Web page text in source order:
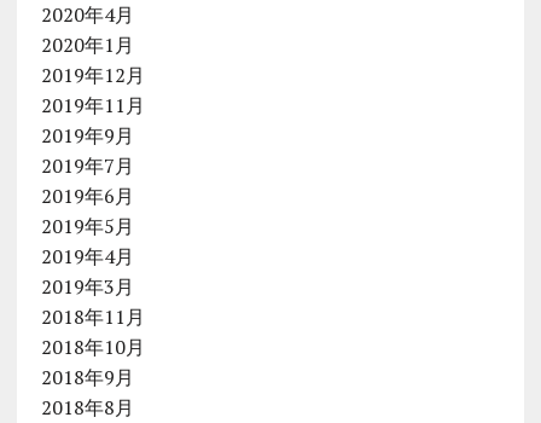
2020年4月
2020年1月
2019年12月
2019年11月
2019年9月
2019年7月
2019年6月
2019年5月
2019年4月
2019年3月
2018年11月
2018年10月
2018年9月
2018年8月